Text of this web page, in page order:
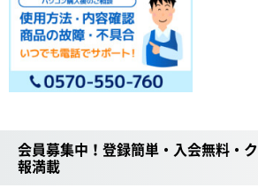
会員募集中！登録簡単・入会無料・
報満載